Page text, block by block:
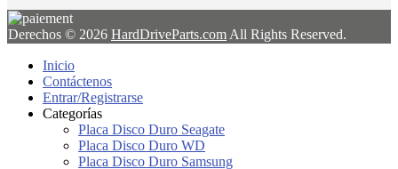
Derechos © 2026 HardDriveParts.com All Rights Reserved.
Inicio
Contáctenos
Entrar/Registrarse
Categorías
Placa Disco Duro Seagate
Placa Disco Duro WD
Placa Disco Duro Samsung